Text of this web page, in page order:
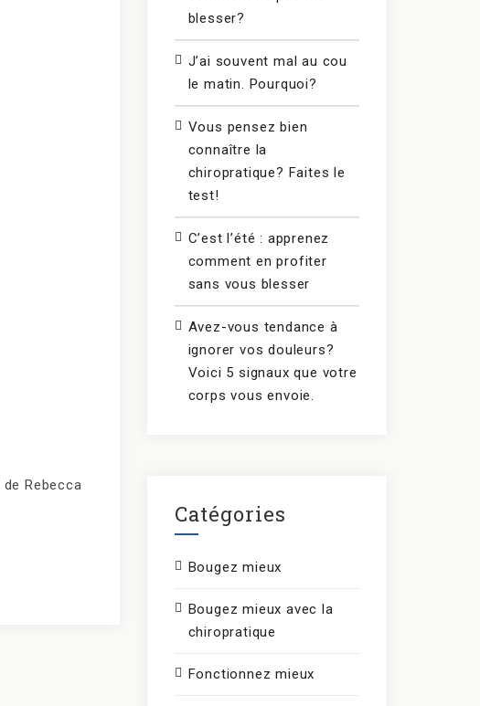
de Rebecca
blesser?
J’ai souvent mal au cou
le matin. Pourquoi?
Vous pensez bien
connaître la
chiropratique? Faites le
test!
C’est l’été : apprenez
comment en profiter
sans vous blesser
Avez-vous tendance à
ignorer vos douleurs?
Voici 5 signaux que votre
corps vous envoie.
Catégories
Bougez mieux
Bougez mieux avec la
chiropratique
Fonctionnez mieux